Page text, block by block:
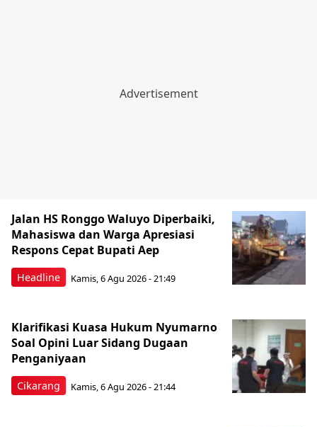
Headline
Jalan HS Ronggo Waluyo Diperbaiki,
Mahasiswa dan Warga Apresiasi
Respons Cepat Bupati Aep
Kamis, 6 Agu 2026 - 21:49
Cikarang
Klarifikasi Kuasa Hukum Nyumarno
Soal Opini Luar Sidang Dugaan
Penganiyaan
Kamis, 6 Agu 2026 - 21:44